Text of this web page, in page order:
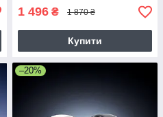
1 496 ₴ 1 870 ₴
Купити
–20%